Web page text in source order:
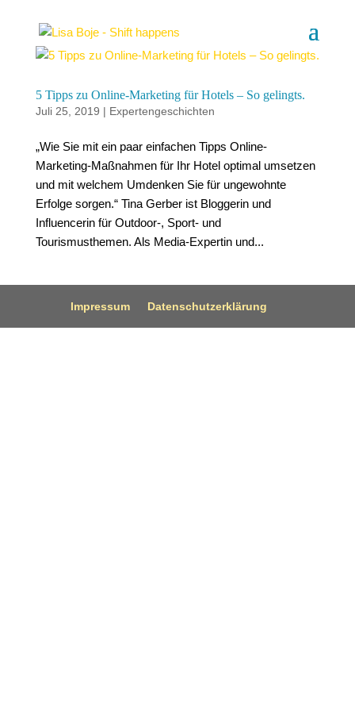
5 Tipps zu Online-Marketing für Hotels – So gelingts.
Juli 25, 2019 | Expertengeschichten
„Wie Sie mit ein paar einfachen Tipps Online-
Marketing-Maßnahmen für Ihr Hotel optimal umsetzen
und mit welchem Umdenken Sie für ungewohnte
Erfolge sorgen.“ Tina Gerber ist Bloggerin und
Influencerin für Outdoor-, Sport- und
Tourismusthemen. Als Media-Expertin und...
Impressum Datenschutzerklärung